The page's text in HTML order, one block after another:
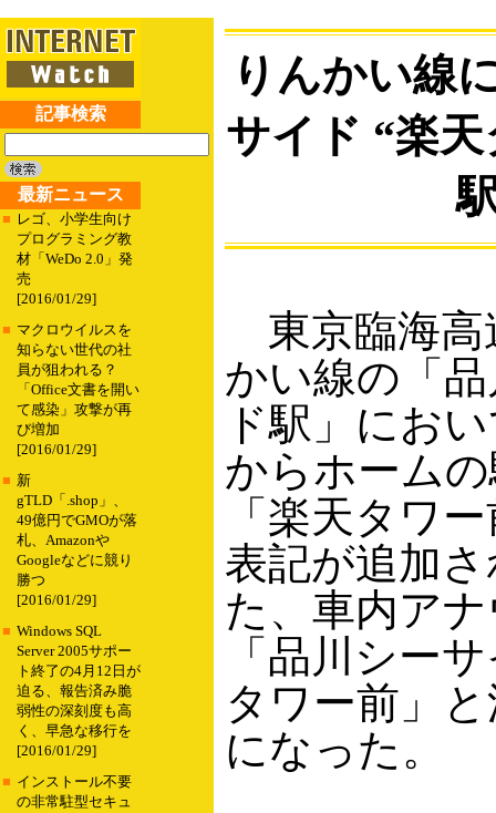
記事検索
最新ニュース
■ レゴ、小学生向け
プログラミング教
材「WeDo 2.0」発
売
[2016/01/29]
■ マクロウイルスを
知らない世代の社
員が狙われる？
「Office文書を開い
て感染」攻撃が再
び増加
[2016/01/29]
■ 新
gTLD「.shop」、
49億円でGMOが落
札、Amazonや
Googleなどに競り
勝つ
[2016/01/29]
■ Windows SQL
Server 2005サポー
ト終了の4月12日が
迫る、報告済み脆
弱性の深刻度も高
く、早急な移行を
[2016/01/29]
■ インストール不要
の非常駐型セキュ
りんかい線
サイド “楽
東京臨海高
かい線の「
ド駅」にお
からホーム
「楽天タワ
表記が追加
た、車内ア
「品川シー
タワー前」
になった。